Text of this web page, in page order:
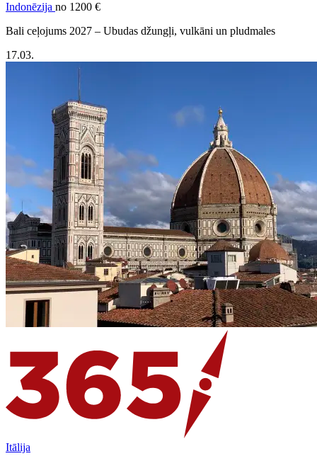
Indonēzija no 1200 €
Bali ceļojums 2027 – Ubudas džungļi, vulkāni un pludmales
17.03.
Itālija